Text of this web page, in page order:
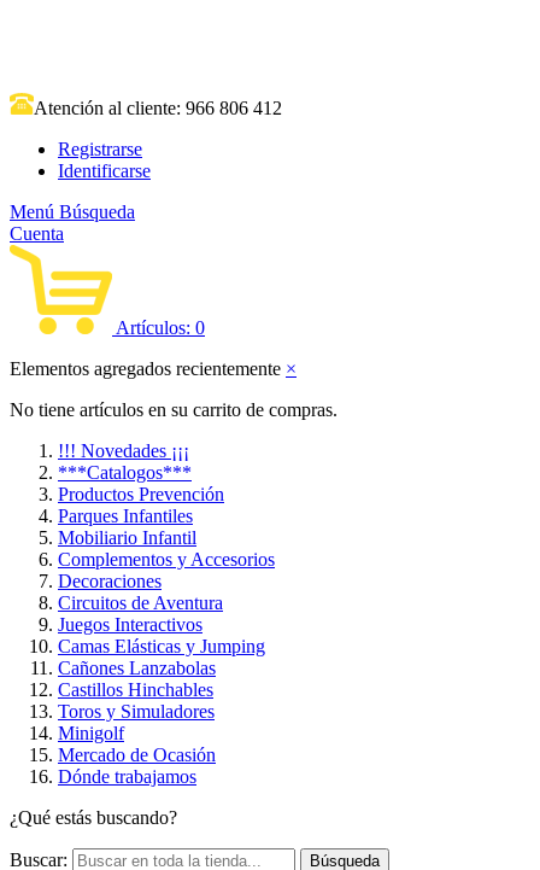
Atención al cliente: 966 806 412
Registrarse
Identificarse
Menú Búsqueda
Cuenta
Artículos: 0
Elementos agregados recientemente ×
No tiene artículos en su carrito de compras.
!!! Novedades ¡¡¡
***Catalogos***
Productos Prevención
Parques Infantiles
Mobiliario Infantil
Complementos y Accesorios
Decoraciones
Circuitos de Aventura
Juegos Interactivos
Camas Elásticas y Jumping
Cañones Lanzabolas
Castillos Hinchables
Toros y Simuladores
Minigolf
Mercado de Ocasión
Dónde trabajamos
¿Qué estás buscando?
Buscar: Búsqueda